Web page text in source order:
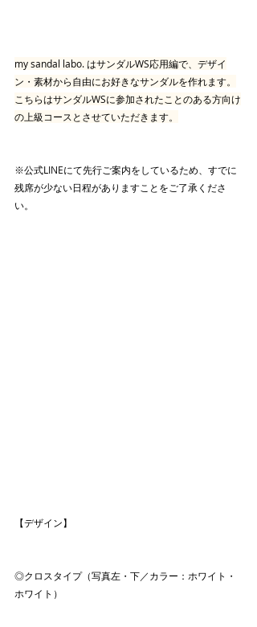
my sandal labo. はサンダルWS応用編で、デザイ
ン・素材から自由にお好きなサンダルを作れます。
こちらはサンダルWSに参加されたことのある方向け
の上級コースとさせていただきます。
※公式LINEにて先行ご案内をしているため、すでに
残席が少ない日程がありますことをご了承くださ
い。
【デザイン】
◎クロスタイプ（写真左・下／カラー：ホワイト・
ホワイト）